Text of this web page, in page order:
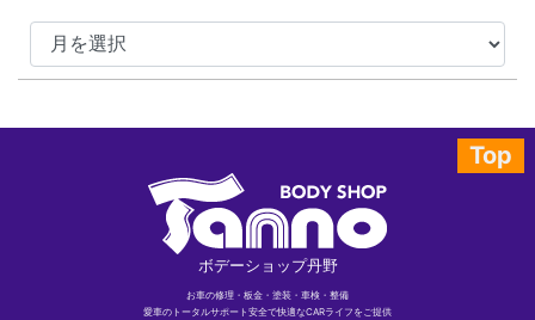
Top
ボデーショップ丹野
お車の修理・板金・塗装・車検・整備
愛車のトータルサポート安全で快適なCARライフをご提供